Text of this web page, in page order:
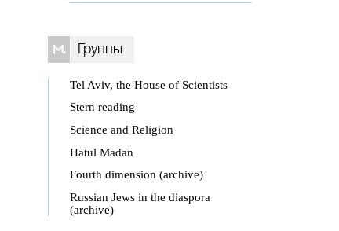
Группы
Tel Aviv, the House of Scientists
Stern reading
Science and Religion
Hatul Madan
Fourth dimension (archive)
Russian Jews in the diaspora
(archive)